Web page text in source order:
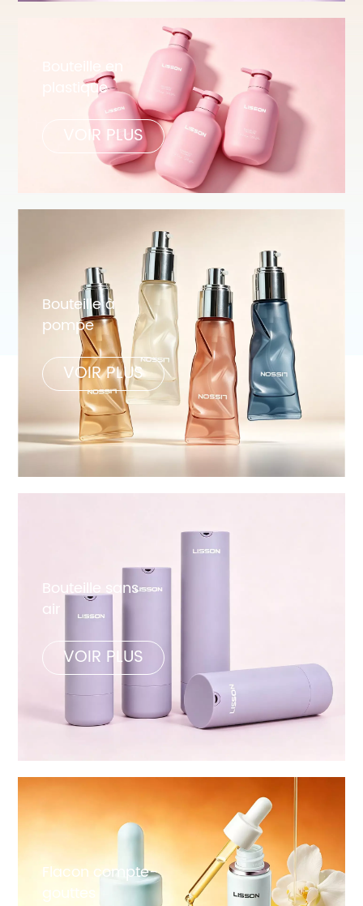
Bouteille en
plastique
VOIR PLUS
Bouteille à
pompe
VOIR PLUS
Bouteille sans
air
VOIR PLUS
Flacon compte-
gouttes